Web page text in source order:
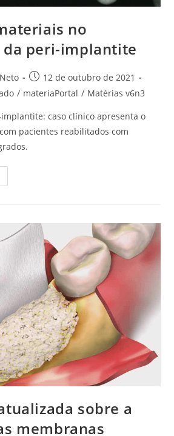
no
peri-implantite
12 de outubro de 2021
/ materiaPortal / Matérias v6n3
caso clínico apresenta o
pacientes reabilitados com
sobre a
membranas